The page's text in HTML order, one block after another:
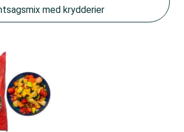
med krydderier